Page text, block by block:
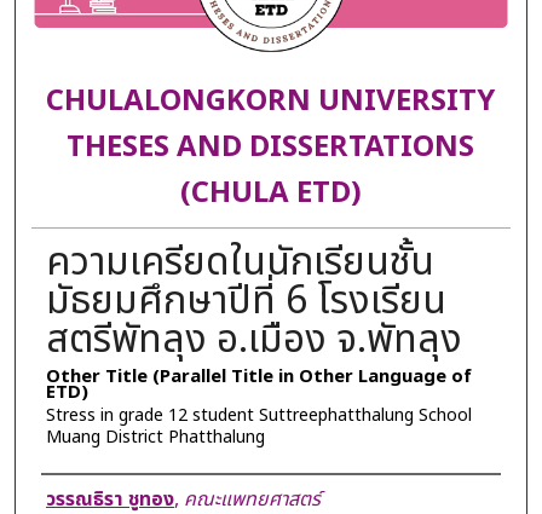
CHULALONGKORN UNIVERSITY
THESES AND DISSERTATIONS
(CHULA ETD)
ความเครียดในนักเรียนชั้น
มัธยมศึกษาปีที่ 6 โรงเรียน
สตรีพัทลุง อ.เมือง จ.พัทลุง
Other Title (Parallel Title in Other Language of
ETD)
Stress in grade 12 student Suttreephatthalung School
Muang District Phatthalung
Author
วรรณธิรา ชูทอง, คณะแพทยศาสตร์